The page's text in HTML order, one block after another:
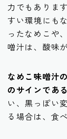
力でもありま
すい環境にも
ったなめこや
噌汁は、酸味
なめこ味噌汁
のサインであ
い、黒っぽい
る場合は、食